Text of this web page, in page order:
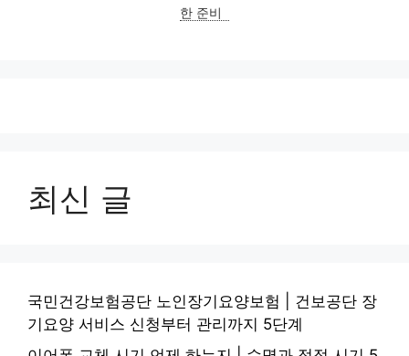
한 준비
최신 글
국민건강보험공단 노인장기요양보험 | 건보공단 장
기요양 서비스 신청부터 관리까지 5단계